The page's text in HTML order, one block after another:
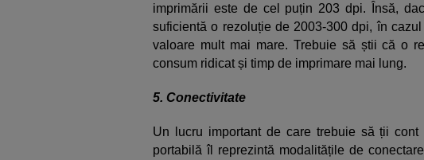
imprimării este de cel puțin 203 dpi. Însă,
suficientă o rezoluție de 2003-300 dpi, în
valoare mult mai mare. Trebuie să știi că o
consum ridicat și timp de imprimare mai lung.
5. Conectivitate
Un lucru important de care trebuie să ții
portabilă îl reprezintă modalitățile de